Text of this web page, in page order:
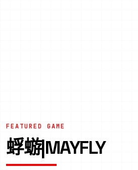
FEATURED GAME
蜉蝣|MAYFLY